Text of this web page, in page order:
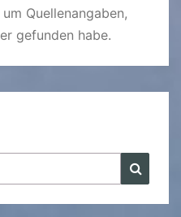
Quellenangaben,
gefunden habe.